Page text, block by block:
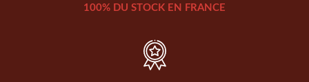
100% DU STOCK EN FRANCE